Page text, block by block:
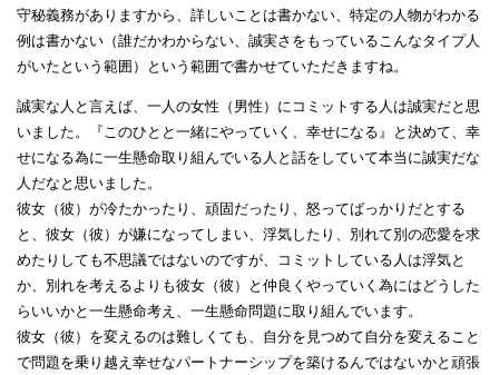
守秘義務がありますから、詳しいことは書かない、特定の人物がわかる
例は書かない（誰だかわからない、誠実さをもっているこんなタイプ人
がいたという範囲）という範囲で書かせていただきますね。
誠実な人と言えば、一人の女性（男性）にコミットする人は誠実だと思
いました。『このひとと一緒にやっていく、幸せになる』と決めて、幸
せになる為に一生懸命取り組んでいる人と話をしていて本当に誠実だな
人だなと思いました。
彼女（彼）が冷たかったり、頑固だったり、怒ってばっかりだとする
と、彼女（彼）が嫌になってしまい、浮気したり、別れて別の恋愛を求
めたりしても不思議ではないのですが、コミットしている人は浮気と
か、別れを考えるよりも彼女（彼）と仲良くやっていく為にはどうした
らいいかと一生懸命考え、一生懸命問題に取り組んでいます。
彼女（彼）を変えるのは難しくても、自分を見つめて自分を変えること
で問題を乗り越え幸せなパートナーシップを築けるんではないかと頑張